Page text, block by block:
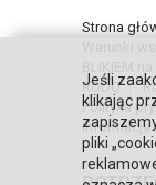
Strona
RODO
Polityka
Informacja
Jeśli
klikając
pliki